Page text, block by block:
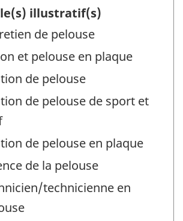
illustratif(s)
de pelouse
et pelouse en plaque
de pelouse
de pelouse de sport et
de pelouse en plaque
de la pelouse
technicienne en